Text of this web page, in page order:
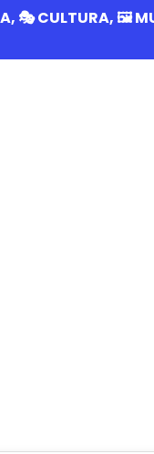
🎭 CULTURA, 🖼️